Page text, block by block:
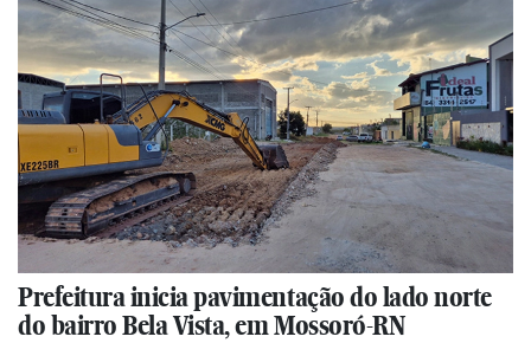
Prefeitura inicia pavimentação do lado norte
do bairro Bela Vista, em Mossoró-RN